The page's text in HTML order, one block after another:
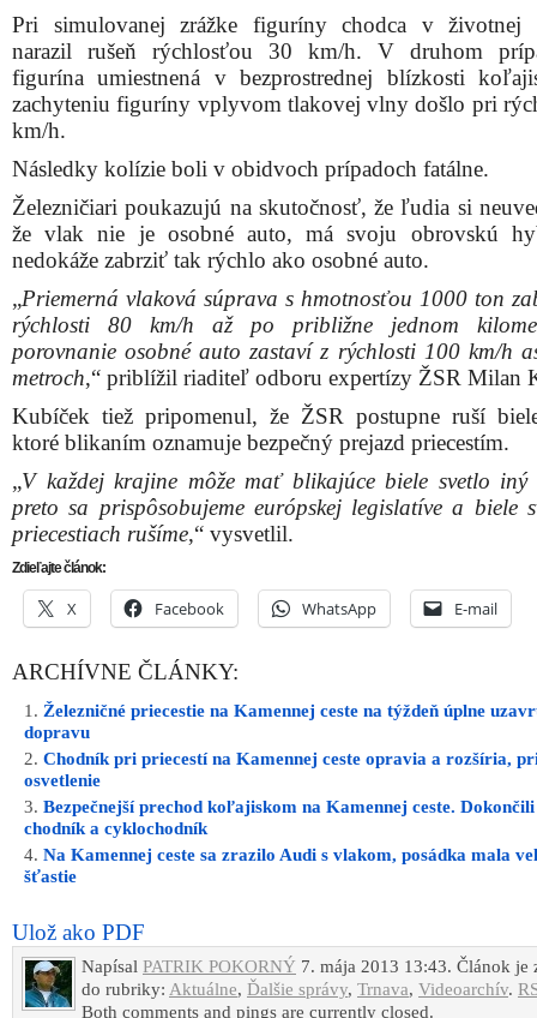
Pri simulovanej zrážke figuríny chodca v životnej
narazil rušeň rýchlosťou 30 km/h. V druhom
figurína umiestnená v bezprostrednej blízkosti
zachyteniu figuríny vplyvom tlakovej vlny došlo pri
km/h.
Následky kolízie boli v obidvoch prípadoch fatálne.
Železničiari poukazujú na skutočnosť, že ľudia si
že vlak nie je osobné auto, má svoju obrovskú
nedokáže zabrziť tak rýchlo ako osobné auto.
„Priemerná vlaková súprava s hmotnosťou 1000 ton
rýchlosti 80 km/h až po približne jednom
porovnanie osobné auto zastaví z rýchlosti 100 km/h
metroch,“ priblížil riaditeľ odboru expertízy ŽSR Milan
Kubíček tiež pripomenul, že ŽSR postupne ruší
ktoré blikaním oznamuje bezpečný prejazd priecestím.
„V každej krajine môže mať blikajúce biele svetlo iný
preto sa prispôsobujeme európskej legislatíve a biele
priecestiach rušíme,“ vysvetlil.
Zdieľajte článok:
X Facebook WhatsApp E-mail
ARCHÍVNE ČLÁNKY:
Železničné priecestie na Kamennej ceste na týždeň úplne
dopravu
Chodník pri priecestí na Kamennej ceste opravia a rozšíria,
osvetlenie
Bezpečnejší prechod koľajiskom na Kamennej ceste.
chodník a cyklochodník
Na Kamennej ceste sa zrazilo Audi s vlakom, posádka mala
šťastie
Ulož ako PDF
Napísal PATRIK POKORNÝ 7. mája 2013 13:43. Článok je
do rubriky: Aktuálne, Ďalšie správy, Trnava, Videoarchív.
Both comments and pings are currently closed.